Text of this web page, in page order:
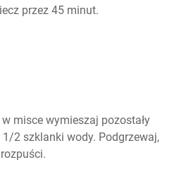
przez 45 minut.
misce wymieszaj pozostały
2 szklanki wody. Podgrzewaj,